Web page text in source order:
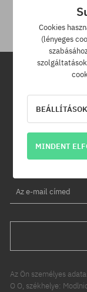
Iratkozz fel
Ráadásul
Az e-mail címed
Az Ön személyes
O O, székhelye:
Cookies
(lényeges
BEÁLLÍTÁSOK
MINDENT